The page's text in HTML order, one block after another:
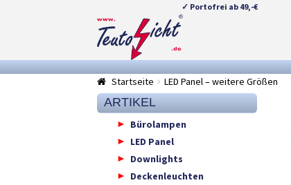
✓ Portofrei ab 49,-€
Zur
Navigation
springen
Springe
zum
Startseite
LED Panel – weitere Größen
ARTIKEL
Bürolampen
LED Panel
Downlights
Deckenleuchten